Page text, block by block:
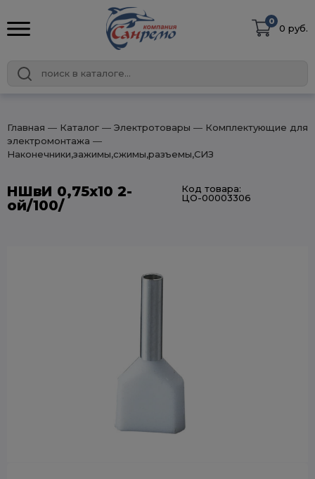
0
0 руб.
Главная ― Каталог ― Электротовары ― Комплектующие для
электромонтажа ―
Наконечники,зажимы,сжимы,разъемы,СИЗ
НШвИ 0,75х10 2-
ой/100/
Код товара:
ЦО-00003306